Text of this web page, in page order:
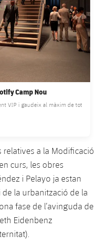
Camp Nou
VIP i gaudeix al màxim de tot
relatives a la Modificació
curs, les obres
i Pelayo ja estan
la urbanització de la
fase de l’avinguda de
Eidenbenz